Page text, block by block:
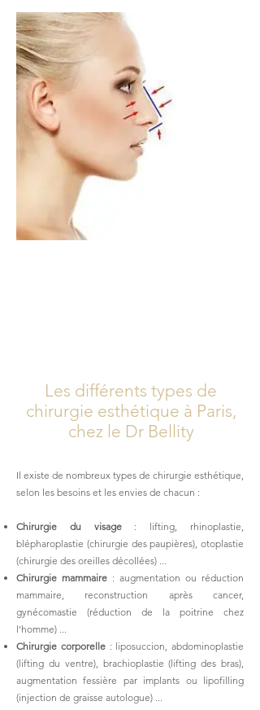
Les différents types de
chirurgie esthétique à Paris,
chez le Dr Bellity
Il existe de nombreux types de chirurgie esthétique,
selon les besoins et les envies de chacun :
Chirurgie du visage : lifting, rhinoplastie,
blépharoplastie (chirurgie des paupières), otoplastie
(chirurgie des oreilles décollées) ...
Chirurgie mammaire : augmentation ou réduction
mammaire, reconstruction après cancer,
gynécomastie (réduction de la poitrine chez
l’homme) ...
Chirurgie corporelle : liposuccion, abdominoplastie
(lifting du ventre), brachioplastie (lifting des bras),
augmentation fessière par implants ou lipofilling
(injection de graisse autologue) ...